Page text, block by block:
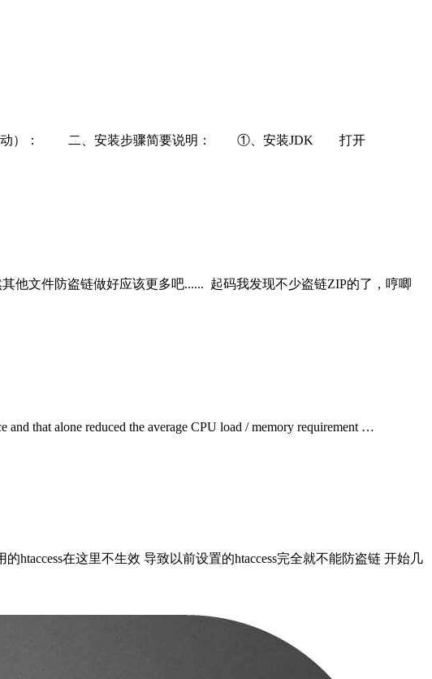
自由拖动）： 二、安装步骤简要说明： ①、安装JDK 打开
他文件防盗链做好应该更多吧...... 起码我发现不少盗链ZIP的了，哼唧
and that alone reduced the average CPU load / memory requirement …
htaccess在这里不生效 导致以前设置的htaccess完全就不能防盗链 开始几